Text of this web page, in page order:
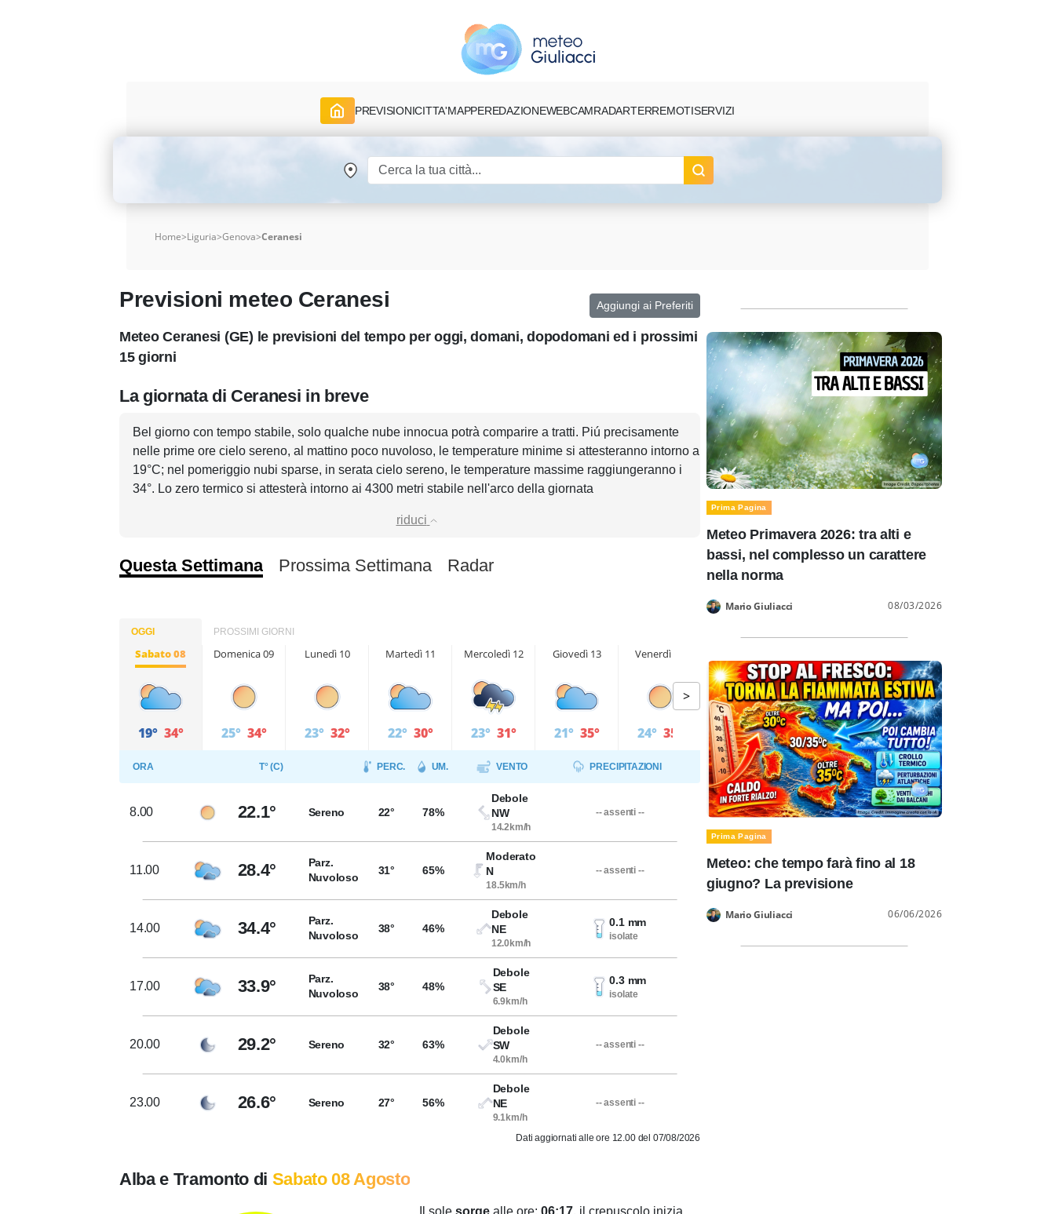
PREVISIONICITTA'MAPPEREDAZIONEWEBCAMRADARTERREMOTISERVIZI
Home>Liguria>Genova>Ceranesi
Previsioni meteo Ceranesi Aggiungi ai Preferiti
Meteo Ceranesi (GE) le previsioni del tempo per oggi, domani, dopodomani ed i prossimi
15 giorni
La giornata di Ceranesi in breve
Bel giorno con tempo stabile, solo qualche nube innocua potrà comparire a tratti. Piú precisamente
nelle prime ore cielo sereno, al mattino poco nuvoloso, le temperature minime si attesteranno intorno a
19°C; nel pomeriggio nubi sparse, in serata cielo sereno, le temperature massime raggiungeranno i
34°. Lo zero termico si attesterà intorno ai 4300 metri stabile nell'arco della giornata
riduci
Questa Settimana Prossima Settimana Radar
OGGI PROSSIMI GIORNI
Sabato 08
19° 34°
Domenica 09
25° 34°
Lunedì 10
23° 32°
Martedì 11
22° 30°
Mercoledì 12
23° 31°
Giovedì 13
21° 35°
Venerdì 14
24° 35°
>
ORA T° (C) PERC. UM. VENTO PRECIPITAZIONI
8.00 22.1° Sereno 22° 78%
Debole
NW
14.2km/h
-- assenti --
11.00 28.4°
Parz.
Nuvoloso
31° 65%
Moderato
N
18.5km/h
-- assenti --
14.00 34.4°
Parz.
Nuvoloso
38° 46%
Debole
NE
12.0km/h
0.1 mm
isolate
17.00 33.9°
Parz.
Nuvoloso
38° 48%
Debole
SE
6.9km/h
0.3 mm
isolate
20.00 29.2° Sereno 32° 63%
Debole
SW
4.0km/h
-- assenti --
23.00 26.6° Sereno 27° 56%
Debole
NE
9.1km/h
-- assenti --
Dati aggiornati alle ore 12.00 del 07/08/2026
Alba e Tramonto di Sabato 08 Agosto
Il sole sorge alle ore: 06:17, il crepuscolo inizia
Prima Pagina
Meteo Primavera 2026: tra alti e
bassi, nel complesso un carattere
nella norma
Mario Giuliacci 08/03/2026
Prima Pagina
Meteo: che tempo farà fino al 18
giugno? La previsione
Mario Giuliacci 06/06/2026